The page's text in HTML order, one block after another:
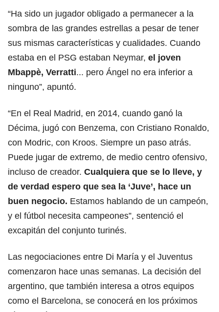
“Ha sido un jugador obligado a permanecer a la
sombra de las grandes estrellas a pesar de tener
sus mismas características y cualidades. Cuando
estaba en el PSG estaban Neymar, el joven
Mbappè, Verratti... pero Ángel no era inferior a
ninguno”, apuntó.
“En el Real Madrid, en 2014, cuando ganó la
Décima, jugó con Benzema, con Cristiano Ronaldo,
con Modric, con Kroos. Siempre un paso atrás.
Puede jugar de extremo, de medio centro ofensivo,
incluso de creador. Cualquiera que se lo lleve, y
de verdad espero que sea la ‘Juve’, hace un
buen negocio. Estamos hablando de un campeón,
y el fútbol necesita campeones”, sentenció el
excapitán del conjunto turinés.
Las negociaciones entre Di María y el Juventus
comenzaron hace unas semanas. La decisión del
argentino, que también interesa a otros equipos
como el Barcelona, se conocerá en los próximos